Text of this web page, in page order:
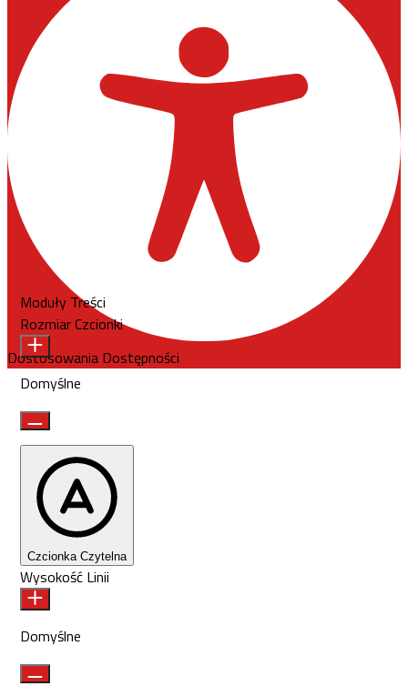
Dostosowania Dostępności
Moduły Treści
Rozmiar Czcionki
Domyślne
Czcionka Czytelna
Wysokość Linii
Domyślne